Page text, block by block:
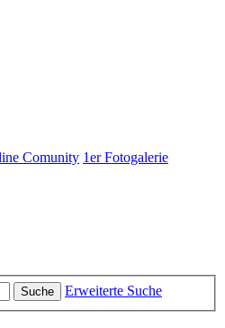
Comunity 1er Fotogalerie
Suche
Erweiterte Suche